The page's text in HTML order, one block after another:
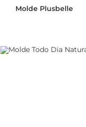
Molde Plusbelle